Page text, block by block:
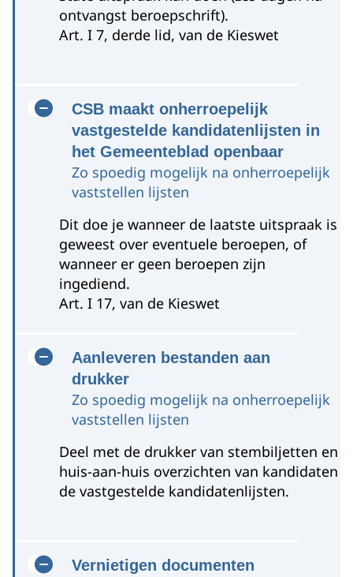
ontvangst beroepschrift).
Art. I 7, derde lid, van de Kieswet
CSB maakt onherroepelijk
vastgestelde kandidatenlijsten in
het Gemeenteblad openbaar
Zo spoedig mogelijk na onherroepelijk
vaststellen lijsten
Dit doe je wanneer de laatste uitspraak is
geweest over eventuele beroepen, of
wanneer er geen beroepen zijn
ingediend.
Art. I 17, van de Kieswet
Aanleveren bestanden aan
drukker
Zo spoedig mogelijk na onherroepelijk
vaststellen lijsten
Deel met de drukker van stembiljetten en
huis-aan-huis overzichten van kandidaten
de vastgestelde kandidatenlijsten.
Vernietigen documenten